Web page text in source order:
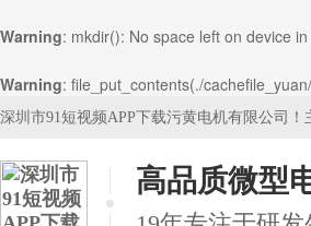
Warning: mkdir(): No space left on device in
Warning: file_put_contents(./
深圳市91短视频APP下载污黄电机有限公司
高品质微型